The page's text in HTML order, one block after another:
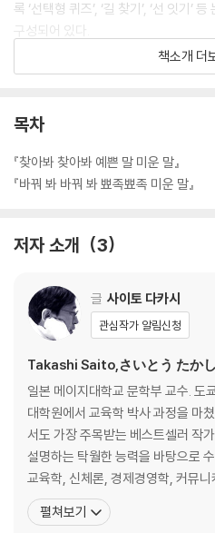
록 ‘선택형 퀴즈’, ‘길 찾기’, ‘선 잇기’
구성되어 있다.
[도서] 바꿔 봐 바꿔 봐 뾰족뾰족 미운
“뾰족뾰족 미운 말을 둥글둥글 예쁜 말
미운 말을 예쁜 말로 바꾸는 30가지 대
아이와 어른이 함께하는 첫 언어 습관
?영유아 베스트셀러 《소중해 소중해 나
?어른들을 위한 전문가의 깊이 있는 해
영유아 분야 메가 베스트셀러 《소중해
너의 마음도》, 《소중해 소중해 너의 좋
전작 《찾아봐 찾아봐 예쁜 말 미운 말》
중요성과 방법을 소개했다면, 이번 책
생활 속에서 흔히 겪는 30가지 사례를
실질적이고 구체적인 방법을 알려 준다.
책소개 더
목차
『찾아봐 찾아봐 예쁜 말 미운 말』
『바꿔 봐 바꿔 봐 뾰족뾰족 미운 말』
저자 소개 3
글 사이토 다카시
관심작가 알림신청
Takashi Saito,さいとう たか
일본 메이지대학교 문학부 교수. 도
대학원에서 교육학 박사 과정을 마
서도 가장 주목받는 베스트셀러 작
설명하는 탁월한 능력을 바탕으로
교육학, 신체론, 경제경영학, 커뮤
식을 담은 관련 서적을 다수 집필했다. 학창 시절 누구나 배운 세계사.
하지만 세계사의 커다란 흐름을 이
펼쳐보기